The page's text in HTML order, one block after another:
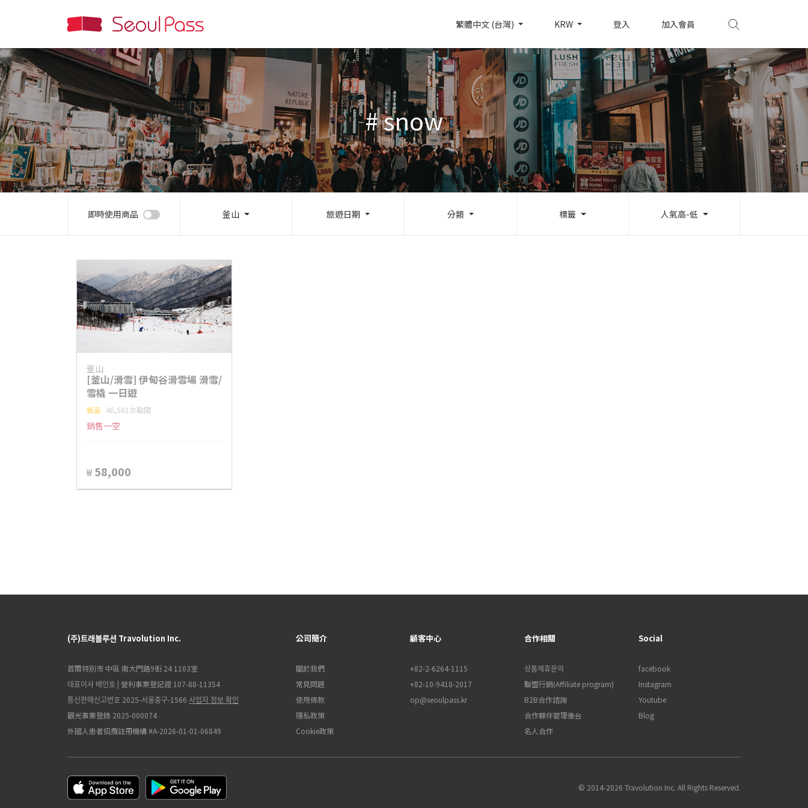
繁體中文 (台灣) KRW 登入 加入會員
# snow
即時使用商品 釜山 旅遊日期 分類 標籤 人氣高-低
釜山
[釜山/滑雪] 伊甸谷滑雪場 滑雪/
雪橇 一日遊
新品 40,501次點閱
銷售一空
₩ 58,000
(주)트래볼루션 Travolution Inc.
首爾特別市 中區 南大門路9街 24 1103室
대표이사 배인호 | 營利事業登記證 107-88-11354
통신판매신고번호 2025-서울중구-1566 사업자 정보 확인
觀光事業登錄 2025-000074
外國人患者招攬註冊機構 #A-2026-01-01-06849
公司簡介
關於我們
常見問題
使用條款
隱私政策
Cookie政策
顧客中心
+82-2-6264-1115
+82-10-9418-2017
op@seoulpass.kr
合作相關
상품제휴문의
聯盟行銷(Affiliate program)
B2B合作諮詢
合作夥伴管理後台
名人合作
Social
facebook
Instagram
Youtube
Blog
© 2014-2026 Travolution Inc. All Rights Reserved.